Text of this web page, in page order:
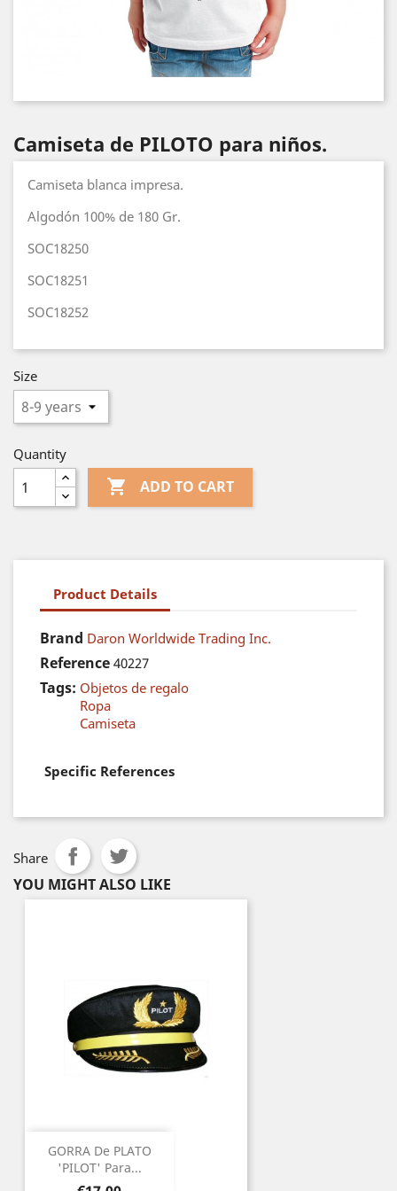
Camiseta de PILOTO para niños.
Camiseta blanca impresa.
Algodón 100% de 180 Gr.
SOC18250
SOC18251
SOC18252
Size
Quantity
 ADD TO CART
Product Details
Brand Daron Worldwide Trading Inc.
Reference 40227
Tags: Objetos de regalo
Ropa
Camiseta
Specific References
Share
YOU MIGHT ALSO LIKE
GORRA De PLATO
'PILOT' Para...